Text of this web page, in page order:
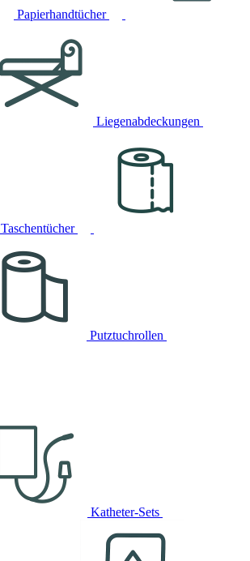
Papierhandtücher
Liegenabdeckungen
Taschentücher
Putztuchrollen
Katheter-Sets